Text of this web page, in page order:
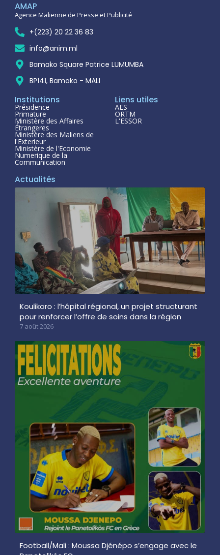
AMAP
Agence Malienne de Presse et Publicité
+(223) 20 22 36 83
info@anim.ml
Bamako Square Patrice LUMUMBA
BP141, Bamako - MALI
Institutions
Présidence
Primature
Ministère des Affaires
Étrangeres
Ministère des Maliens de
l'Exterieur
Ministère de l'Economie
Numerique de la
Communication
Liens utiles
AES
ORTM
L'ESSOR
Actualités
Koulikoro : l’hôpital régional, un projet structurant
pour renforcer l’offre de soins dans la région
7 août 2026
Football/Mali : Moussa Djénépo s’engage avec le